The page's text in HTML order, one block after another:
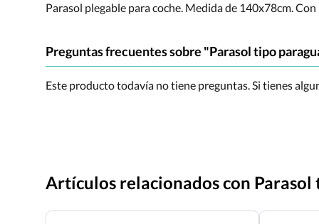
Parasol plegable para coche. Medida de 140x78cm.
Preguntas frecuentes sobre "Parasol tipo
Este producto todavía no tiene preguntas. Si tienes
Artículos relacionados con